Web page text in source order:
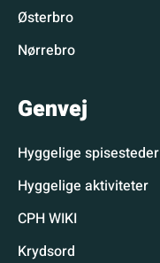
Østerbro
Nørrebro
Genvej
Hyggelige spisesteder
Hyggelige aktiviteter
CPH WIKI
Krydsord